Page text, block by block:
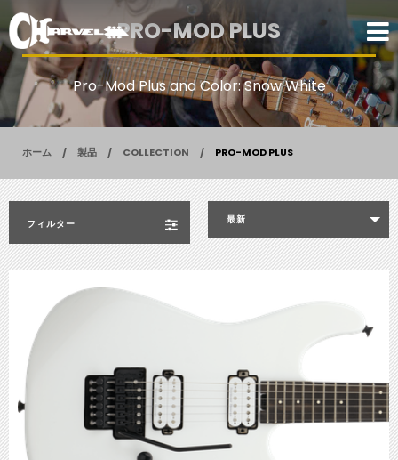
PRO-MOD PLUS
Pro-Mod Plus and Color: Snow White
ホーム 製品 COLLECTION PRO-MOD PLUS
フィルター 最新